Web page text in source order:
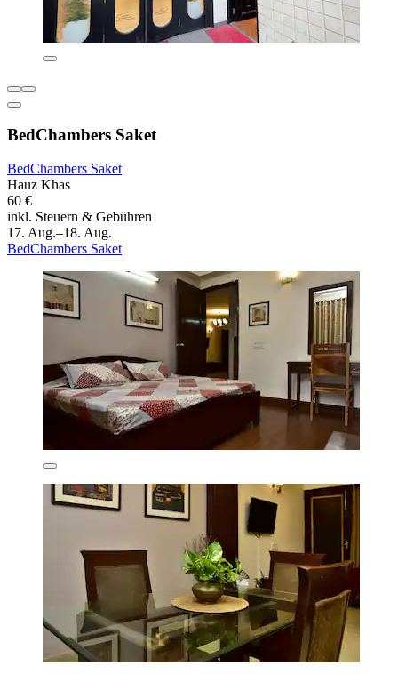
BedChambers Saket
BedChambers Saket
Hauz Khas
60 €
inkl. Steuern & Gebühren
17. Aug.–18. Aug.
BedChambers Saket